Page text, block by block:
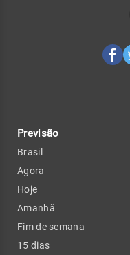
Previsão
Brasil
Agora
Hoje
Amanhã
Fim de semana
15 dias